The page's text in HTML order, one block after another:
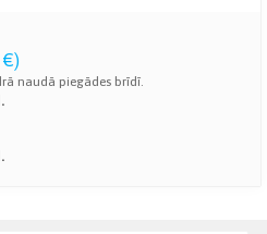
€)
naudā piegādes brīdī.